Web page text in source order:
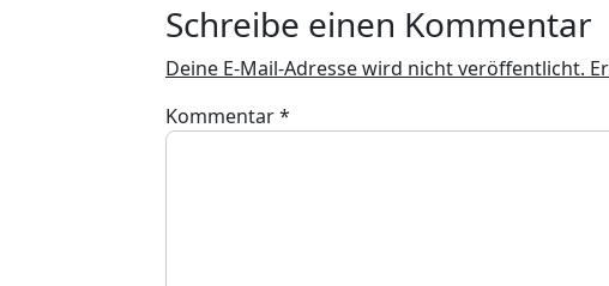
Schreibe einen Kommentar
Deine E-Mail-Adresse wird nicht veröffentlicht.
Kommentar*